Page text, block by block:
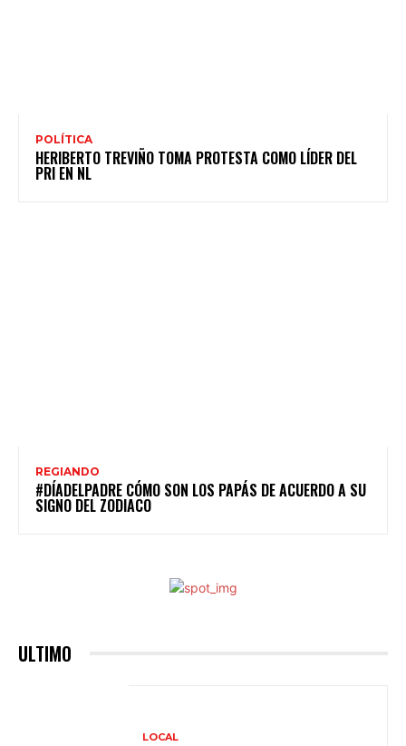
POLÍTICA
HERIBERTO TREVIÑO TOMA PROTESTA COMO LÍDER DEL
PRI EN NL
REGIANDO
#DÍADELPADRE CÓMO SON LOS PAPÁS DE ACUERDO A SU
SIGNO DEL ZODIACO
ULTIMO
LOCAL